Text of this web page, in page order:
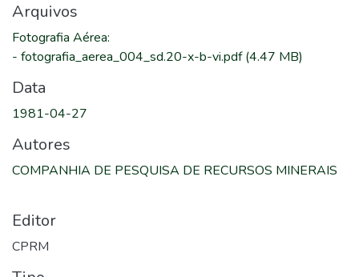
Arquivos
Fotografia Aérea:
- fotografia_aerea_004_sd.20-x-b-vi.pdf(4.47 MB)
Data
1981-04-27
Autores
COMPANHIA DE PESQUISA DE RECURSOS MINERAIS
Editor
CPRM